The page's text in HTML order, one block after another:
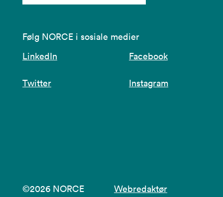
Følg NORCE i sosiale medier
LinkedIn
Facebook
Twitter Instagram
©2026 NORCE Webredaktør